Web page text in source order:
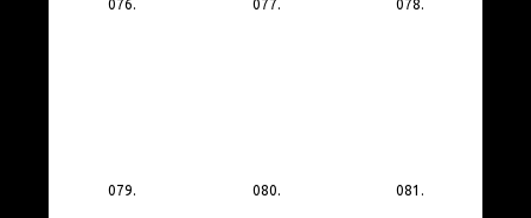
076. 077. 078.
079. 080. 081.